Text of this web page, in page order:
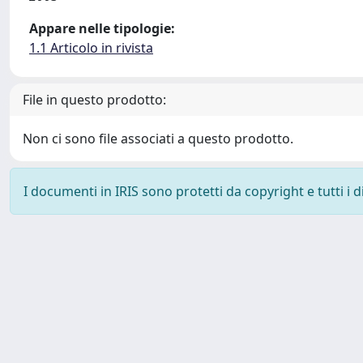
Appare nelle tipologie:
1.1 Articolo in rivista
File in questo prodotto:
Non ci sono file associati a questo prodotto.
I documenti in IRIS sono protetti da copyright e tutti i